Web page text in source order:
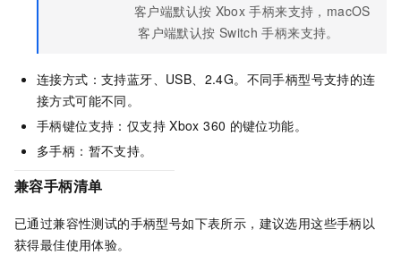
客户端默认按 Xbox 手柄来支持， macOS
客户端默认按 Switch 手柄来支持。
连接方式：支持蓝牙、USB、2.4G。不同手柄型号支持的连
接方式可能不同。
手柄键位支持：仅支持 Xbox 360 的键位功能。
多手柄：暂不支持。
兼容手柄清单
已通过兼容性测试的手柄型号如下表所示，建议选用这些手柄以
获得最佳使用体验。